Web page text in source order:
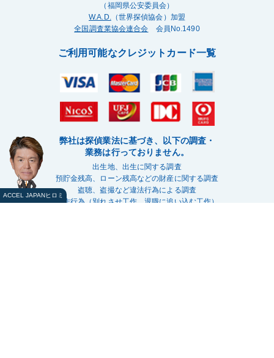
（福岡県公安委員会）
W.A.D.（世界探偵協会）加盟
全国調査業協会連合会 会員No.1490
ご利用可能なクレジットカード一覧
弊社は探偵業法に基づき、以下の調査・
業務は行っておりません。
出生地、出生に関する調査
預貯金残高、ローン残高などの財産に関する調査
盗聴、盗撮など違法行為による調査
工作行為（別れさせ工作、退職に追い込む工作）
ACCEL JAPANヒロミ